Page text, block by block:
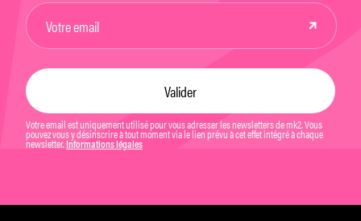
Votre email est uniquement utilisé pour vous adresser les newsletters de mk2. Vous
pouvez vous y désinscrire à tout moment via le lien prévu à cet effet intégré à chaque
newsletter. Informations légales